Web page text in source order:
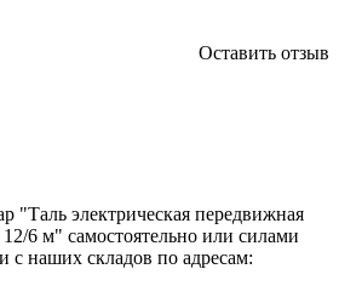
Оставить отзыв
"Таль электрическая передвижная
6 м" самостоятельно или силами
с наших складов по адресам: